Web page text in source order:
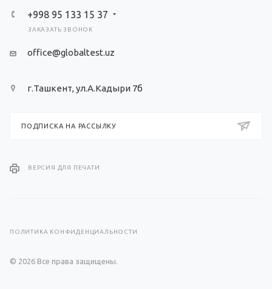
+998 95 133 15 37
ЗАКАЗАТЬ ЗВОНОК
office@globaltest.uz
г.Ташкент, ул.А.Кадыри 7б
ПОДПИСКА НА РАССЫЛКУ
ВЕРСИЯ ДЛЯ ПЕЧАТИ
ПОЛИТИКА КОНФИДЕНЦИАЛЬНОСТИ
© 2026 Все права защищены.